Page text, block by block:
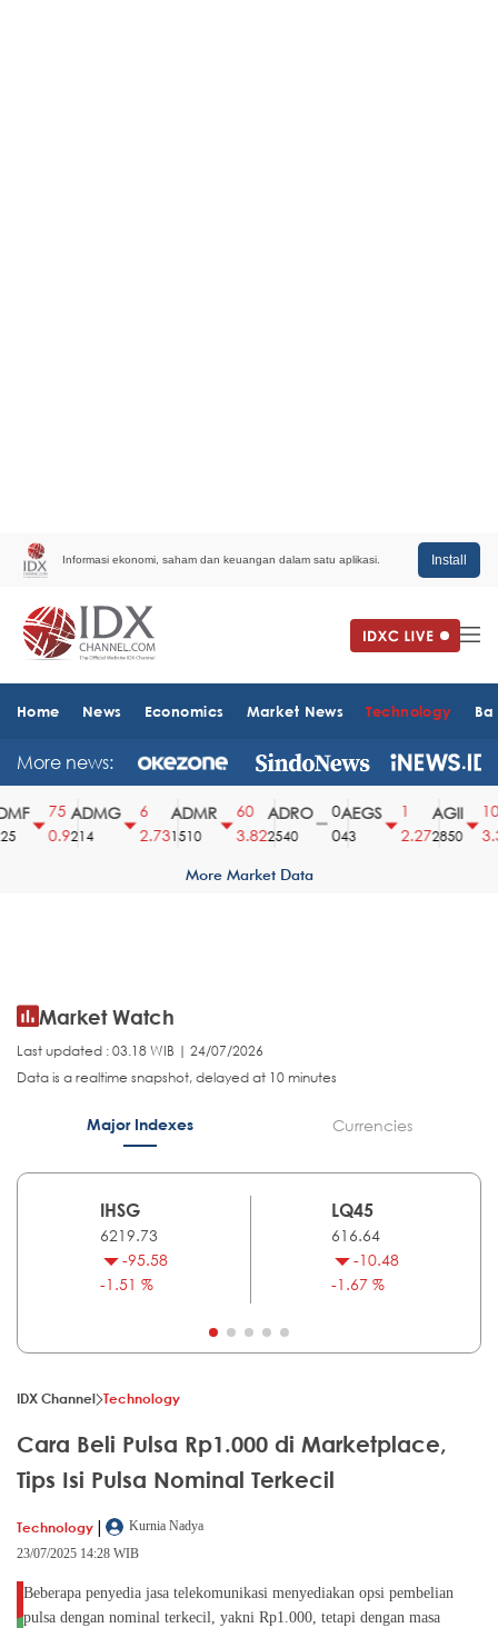
Informasi ekonomi, saham dan keuangan dalam satu aplikasi. Install
Home News Economics Market News Technology
More news:
75
0.9
ADMG
214
2.73
ADMR
1510
60
3.82
ADRO
2540
AEGS
43
2.27
AGII
2850
100
3.39
More Market Data
Market Watch
Last updated : 03.18 WIB | 24/07/2026
Data is a realtime snapshot, delayed at 10 minutes
Major Indexes Currencies
IHSG
6219.73
-95.58
-1.51 %
LQ45
616.64
-10.48
-1.67 %
IDX Channel Technology
Cara Beli Pulsa Rp1.000 di Marketplace,
Tips Isi Pulsa Nominal Terkecil
Technology |
Kurnia Nadya
23/07/2025 14:28 WIB
Beberapa penyedia jasa telekomunikasi menyediakan opsi pembelian
pulsa dengan nominal terkecil, yakni Rp1.000, tetapi dengan masa